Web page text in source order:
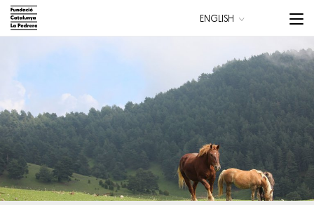
Skip
main
navigation
Menu
ENGLISH